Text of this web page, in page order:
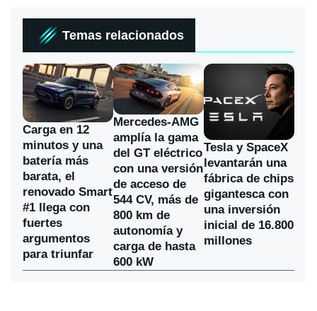
Temas relacionados
Carga en 12
minutos y una
batería más
barata, el
renovado Smart
#1 llega con
fuertes
argumentos
para triunfar
Mercedes-AMG
amplía la gama
del GT eléctrico
con una versión
de acceso de
544 CV, más de
800 km de
autonomía y
carga de hasta
600 kW
Tesla y SpaceX
levantarán una
fábrica de chips
gigantesca con
una inversión
inicial de 16.800
millones